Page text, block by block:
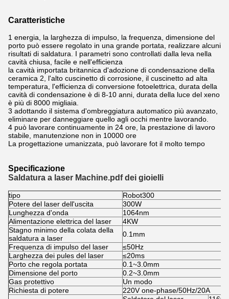
Caratteristiche
1 energia, la larghezza di impulso, la frequenza, dimensione del
porto può essere regolato in una grande portata, realizzare alcuni
risultati di saldatura. I parametri sono controllati dalla leva nella
cavità chiusa, facile e nell'efficienza
la cavità importata britannica d'adozione di condensazione della
ceramica 2, l'alto cuscinetto di corrosione, il cuscinetto ad alta
temperatura, l'efficienza di conversione fotoelettrica, durata della
cavità di condensazione è di 8-10 anni, durata della luce del xeno
è più di 8000 migliaia.
3 adottando il sistema d'ombreggiatura automatico più avanzato,
eliminare per danneggiare quello agli occhi mentre lavorando.
4 può lavorare continuamente in 24 ore, la prestazione di lavoro
stabile, manutenzione non in 10000 ore
La progettazione umanizzata, può lavorare fot il molto tempo
Specificazione
Saldatura a laser Machine.pdf dei gioielli
tipo
Robot300
Potere del laser dell'uscita
300W
Lunghezza d'onda
1064nm
Alimentazione elettrica del laser
4KW
Stagno minimo della colata della
saldatura a laser
0.1mm
Frequenza di impulso del laser
≤50Hz
Larghezza dei pules del laser
≤20ms
Porto che regola portata
0.1~3.0mm
Dimensione del porto
0.2~3.0mm
Gas protettivo
Un modo
Richiesta di potere
220V one-phase/50Hz/20A